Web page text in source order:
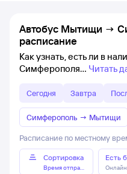
Автобус Мытищи →
расписание
Как узнать, есть ли в
Симферополя
Читать
Сегодня Завтра
Симферополь → Мытищи
Расписание по местному
Сортировка
Время отправления
Есть